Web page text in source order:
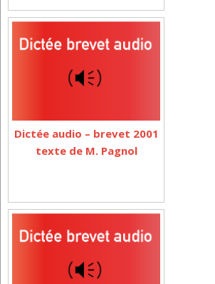
Dictée audio – brevet 2001
texte de M. Pagnol